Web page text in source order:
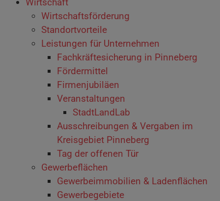
Wirtschaftsförderung
Standortvorteile
Leistungen für Unternehmen
Fachkräftesicherung in Pinneberg
Fördermittel
Firmenjubiläen
Veranstaltungen
StadtLandLab
Ausschreibungen & Vergaben im
Kreisgebiet Pinneberg
Tag der offenen Tür
Gewerbeflächen
Gewerbeimmobilien & Ladenflächen
Gewerbegebiete